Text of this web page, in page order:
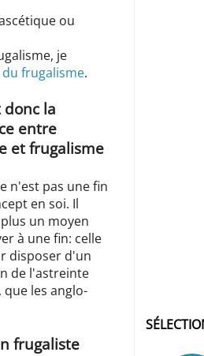
ou
je
frugalisme.
donc la
entre
et frugalisme
n'est pas une fin
en soi. Il
un moyen
à une fin: celle
disposer d'un
de l'astreinte
les anglo-
frugaliste